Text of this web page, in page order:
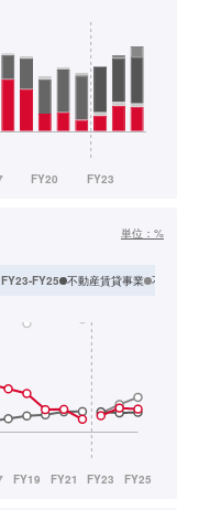
単位： %
FY23-FY25 不動産賃貸事業 不動産開